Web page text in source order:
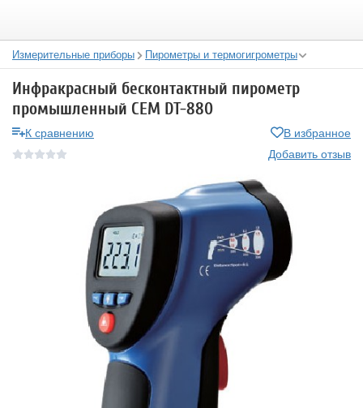
Измерительные приборы Пирометры и термогигрометры
Инфракрасный бесконтактный пирометр
промышленный СЕМ DT-880
К сравнению
В избранное
Добавить отзыв